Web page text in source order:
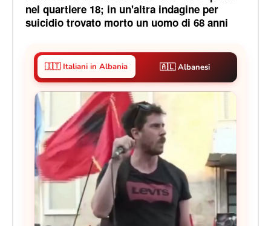
nel quartiere 18; in un'altra indagine per
suicidio trovato morto un uomo di 68 anni
🇮🇹 Italiani in Albania 🇦🇱 Albanesi